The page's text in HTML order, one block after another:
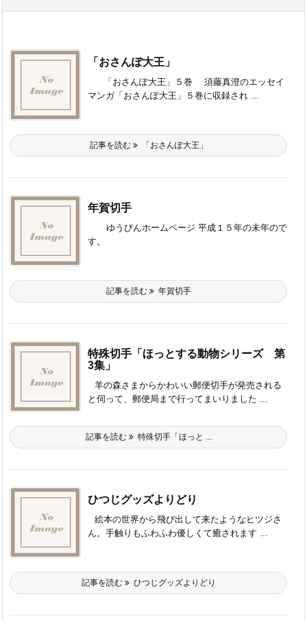
「おさんぽ大王」
「おさんぽ大王」５巻 須藤真澄のエッセイ
マンガ「おさんぽ大王」５巻に収録され ...
記事を読む 「おさんぽ大王」
年賀切手
ゆうびんホームページ 平成１５年の未年ので
す。
記事を読む 年賀切手
特殊切手「ほっとする動物シリーズ 第
3集」
羊の森さまからかわいい郵便切手が発売される
と伺って、郵便局まで行ってまいりました ...
記事を読む 特殊切手「ほっと ...
ひつじグッズよりどり
絵本の世界から飛び出して来たようなヒツジさ
ん。手触りもふわふわ優しくて癒されます ...
記事を読む ひつじグッズよりどり